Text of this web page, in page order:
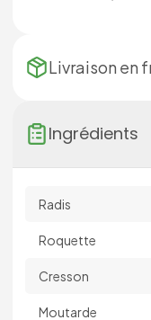
Livraison en
Ingrédients
Radis
Roquette
Cresson
Moutarde